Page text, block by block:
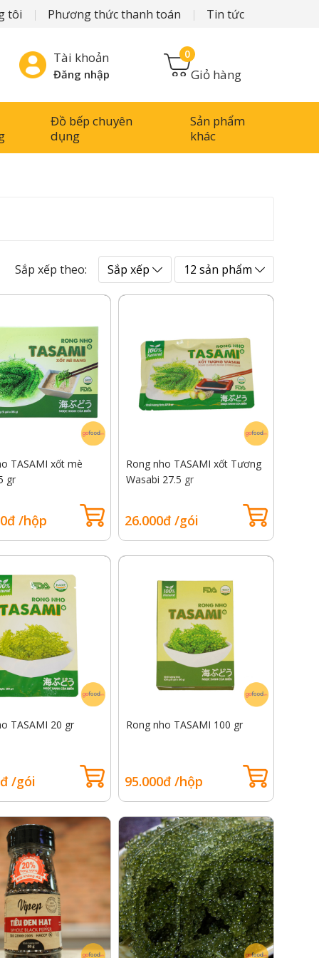
tôi Phương thức thanh toán Tin tức
Tài khoản
Đăng nhập Giỏ hàng
0
Đồ bếp chuyên
dụng
Sản phẩm
khác
Sắp xếp theo: Sắp xếp 12 sản phẩm
TASAMI xốt mè
gr
/hộp
Rong nho TASAMI xốt Tương
Wasabi 27.5 gr
26.000đ /gói
TASAMI 20 gr
/gói
Rong nho TASAMI 100 gr
95.000đ /hộp
Cá tuyết Úc Glacier 51
Gan vịt Pháp